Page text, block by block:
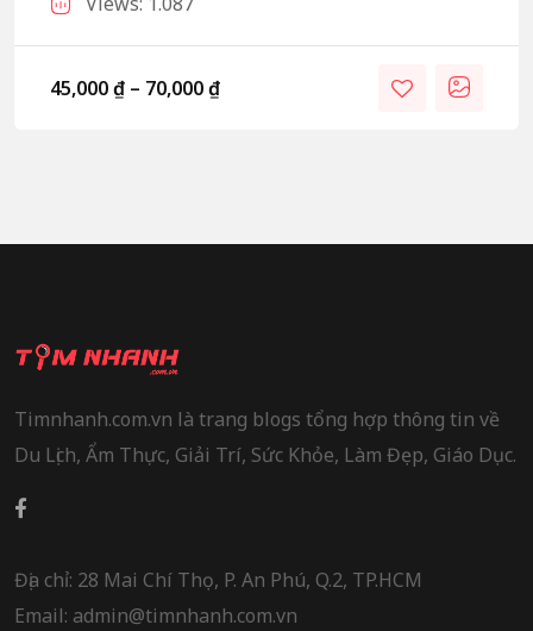
45,000₫ – 70,000₫
Timnhanh.com.vn là trang blogs tổng hợp thông tin về
Du Lịch, Ẩm Thực, Giải Trí, Sức Khỏe, Làm Đẹp, Giáo Dục.
Địa chỉ: 28 Mai Chí Thọ, P. An Phú, Q.2, TP.HCM
Email: admin@timnhanh.com.vn